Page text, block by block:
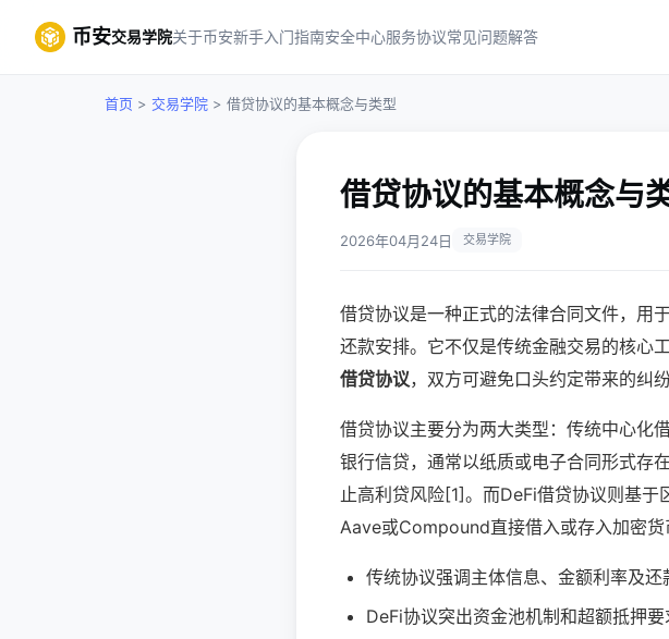
币安交易学院关于币安新手入门指南安全中心服务协议常见问题解答
首页 > 交易学院 > 借贷协议的基本概念与类型
借贷协议的基本概念与
2026年04月24日 交易学院
借贷协议是一种正式的法律合同文件，用
还款安排。它不仅是传统金融交易的核心
借贷协议，双方可避免口头约定带来的纠
借贷协议主要分为两大类型：传统中心化
银行信贷，通常以纸质或电子合同形式存
止高利贷风险[1]。而DeFi借贷协议则基
Aave或Compound直接借入或存入加密
传统协议强调主体信息、金额利率及还
DeFi协议突出资金池机制和超额抵押